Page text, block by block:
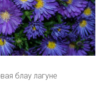
блау лагуне